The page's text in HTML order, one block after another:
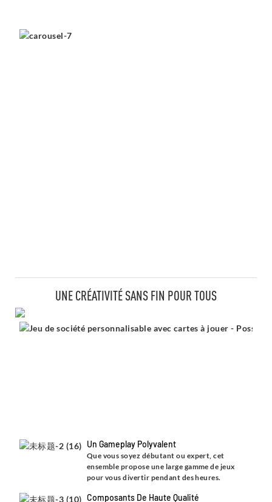
UNE CRÉATIVITÉ SANS FIN POUR TOUS
Un Gameplay Polyvalent
Que vous soyez débutant ou expert, cet
ensemble propose une large gamme de jeux
pour vous divertir pendant des heures.
Composants De Haute Qualité